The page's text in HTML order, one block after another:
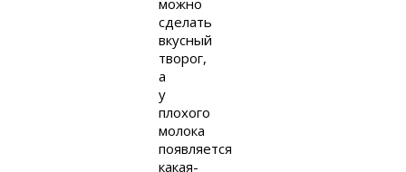
сделать
вкусный
творог,
а
у
плохого
молока
появляется
какая-